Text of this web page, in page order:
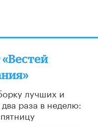
лучших и
два раза в неделю: